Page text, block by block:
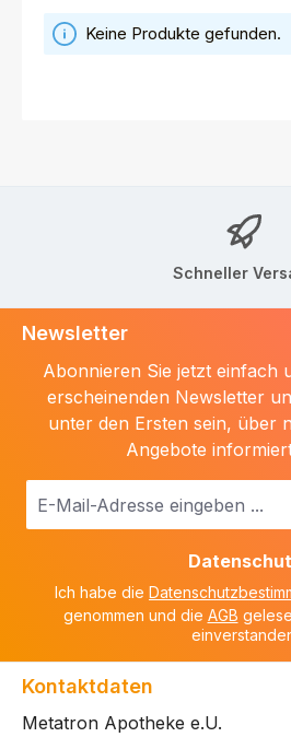
Keine Produkte gefunden.
Schneller
Newsletter
Abonnieren Sie jetzt einfach
erscheinenden Newsletter
unter den Ersten sein, über
Angebote
E-
Ich habe die
genommen und die AGB
Kontaktdaten
Metatron Apotheke e.U.